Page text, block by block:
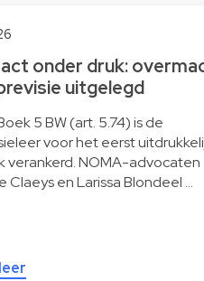
onder druk:
uitgelegd
5 BW (art. 5.74) is de
voor het eerst
verankerd. NOMA-advocaten
Claeys en Larissa Blondeel …